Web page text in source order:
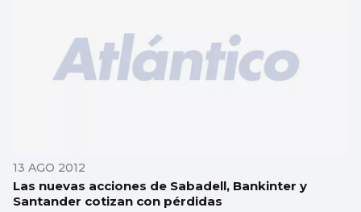
13 AGO 2012
Las nuevas acciones de Sabadell, Bankinter y
Santander cotizan con pérdidas